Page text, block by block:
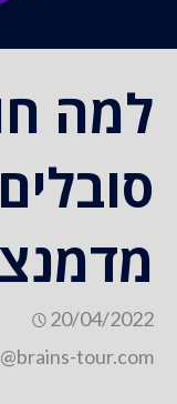
למה
20/04/2022
tour.com